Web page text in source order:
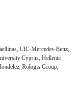
CIC-Mercedes-Benz,
Cyprus, Hellenic
Rologis Group,